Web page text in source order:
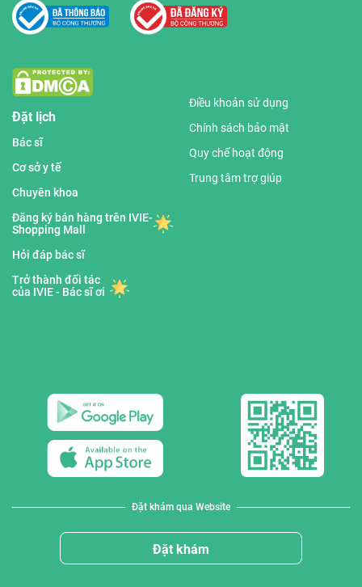
Đặt lịch
Bác sĩ
Cơ sở y tế
Chuyên khoa
Đăng ký bán hàng trên IVIE-
Shopping Mall
Hỏi đáp bác sĩ
Trở thành đối tác
của IVIE - Bác sĩ ơi
Điều khoản sử dụng
Chính sách bảo mật
Quy chế hoạt động
Trung tâm trợ giúp
Đặt khám qua Website
Đặt khám